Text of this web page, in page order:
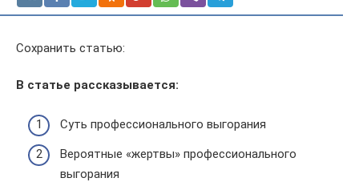
Сохранить статью:
В статье рассказывается:
Суть профессионального выгорания
Вероятные «жертвы» профессионального
выгорания